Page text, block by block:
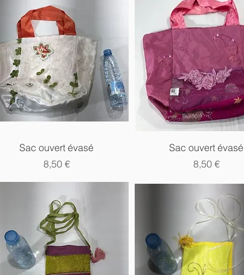
Aperçu rapide
Sac ouvert évasé
Prix
8,50 €
Aperçu rapide
Sac ouvert évasé
Prix
8,50 €